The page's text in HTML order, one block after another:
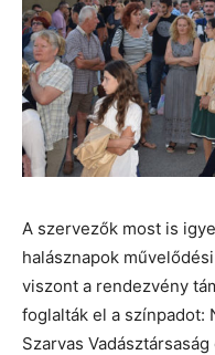
A szervezők most is
halásznapok
viszont a rendezvény
foglalták el a színpadot:
Szarvas